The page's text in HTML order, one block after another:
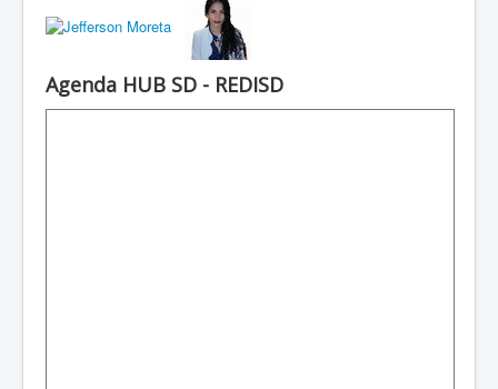
Agenda HUB SD - REDISD